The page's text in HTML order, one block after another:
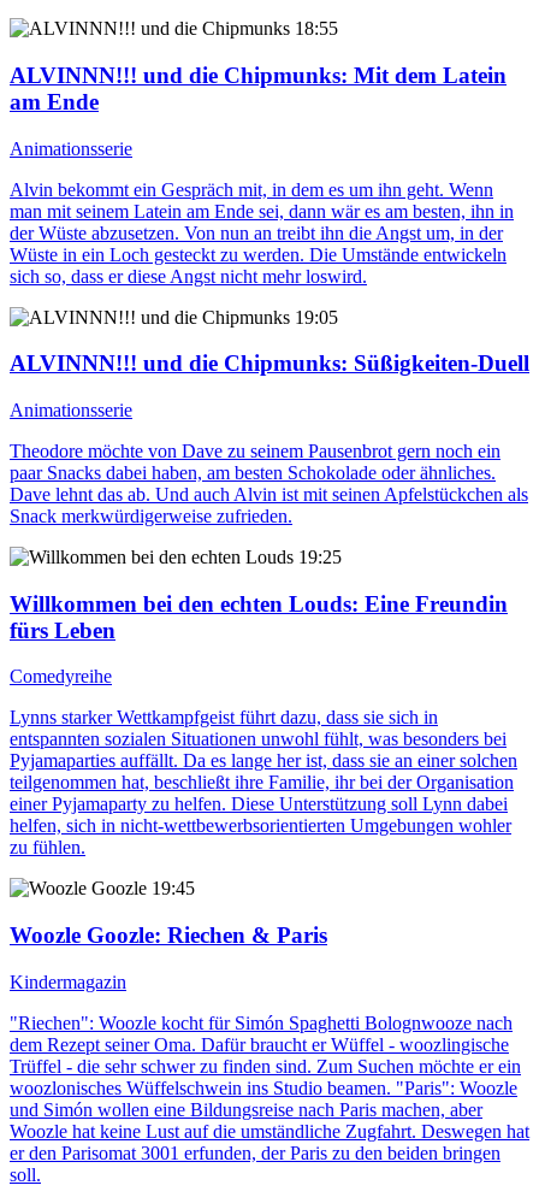
18:55
ALVINNN!!! und die Chipmunks: Mit dem Latein
am Ende
Animationsserie
Alvin bekommt ein Gespräch mit, in dem es um ihn geht. Wenn
man mit seinem Latein am Ende sei, dann wär es am besten, ihn in
der Wüste abzusetzen. Von nun an treibt ihn die Angst um, in der
Wüste in ein Loch gesteckt zu werden. Die Umstände entwickeln
sich so, dass er diese Angst nicht mehr loswird.
19:05
ALVINNN!!! und die Chipmunks: Süßigkeiten-Duell
Animationsserie
Theodore möchte von Dave zu seinem Pausenbrot gern noch ein
paar Snacks dabei haben, am besten Schokolade oder ähnliches.
Dave lehnt das ab. Und auch Alvin ist mit seinen Apfelstückchen als
Snack merkwürdigerweise zufrieden.
19:25
Willkommen bei den echten Louds: Eine Freundin
fürs Leben
Comedyreihe
Lynns starker Wettkampfgeist führt dazu, dass sie sich in
entspannten sozialen Situationen unwohl fühlt, was besonders bei
Pyjamaparties auffällt. Da es lange her ist, dass sie an einer solchen
teilgenommen hat, beschließt ihre Familie, ihr bei der Organisation
einer Pyjamaparty zu helfen. Diese Unterstützung soll Lynn dabei
helfen, sich in nicht-wettbewerbsorientierten Umgebungen wohler
zu fühlen.
19:45
Woozle Goozle: Riechen & Paris
Kindermagazin
"Riechen": Woozle kocht für Simón Spaghetti Bolognwooze nach
dem Rezept seiner Oma. Dafür braucht er Wüffel - woozlingische
Trüffel - die sehr schwer zu finden sind. Zum Suchen möchte er ein
woozlonisches Wüffelschwein ins Studio beamen. "Paris": Woozle
und Simón wollen eine Bildungsreise nach Paris machen, aber
Woozle hat keine Lust auf die umständliche Zugfahrt. Deswegen hat
er den Parisomat 3001 erfunden, der Paris zu den beiden bringen
soll.